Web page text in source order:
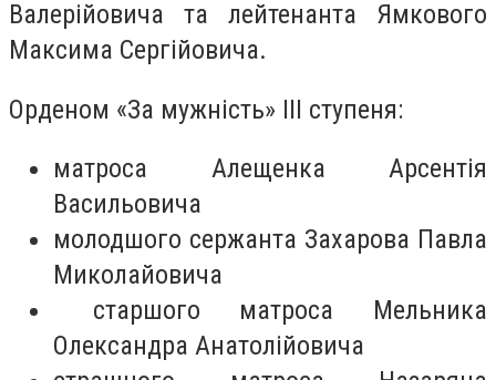
Валерійовича та лейтенанта Ямкового
Максима Сергійовича.
Орденом «За мужність» ІІІ ступеня:
матроса Алещенка Арсентія
Васильовича
молодшого сержанта Захарова Павла
Миколайовича
старшого матроса Мельника
Олександра Анатолійовича